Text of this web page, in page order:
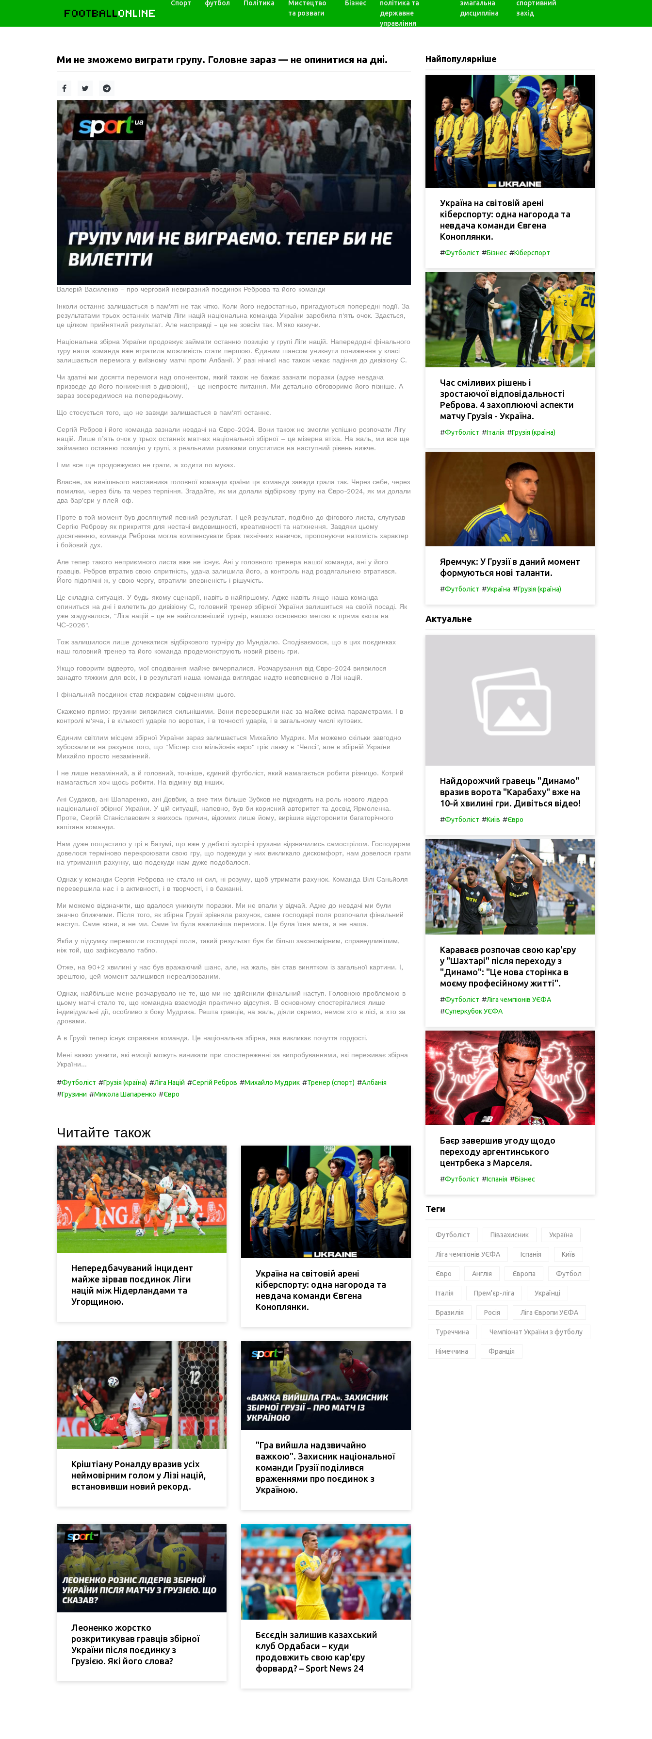
FOOTBALLONLINE
Спорт футбол Політика
Мистецтво
та розваги
Бізнес
політика та
державне
управління
змагальна
дисципліна
спортивний
захід
Ми не зможемо виграти групу. Головне зараз — не опинитися на дні.
Валерій Василенко - про черговий невиразний поєдинок Реброва та його команди
Інколи останнє залишається в пам'яті не так чітко. Коли його недостатньо, пригадуються попередні події. За
результатами трьох останніх матчів Ліги націй національна команда України заробила п'ять очок. Здається,
це цілком прийнятний результат. Але насправді - це не зовсім так. М'яко кажучи.
Національна збірна України продовжує займати останню позицію у групі Ліги націй. Напередодні фінального
туру наша команда вже втратила можливість стати першою. Єдиним шансом уникнути пониження у класі
залишається перемога у виїзному матчі проти Албанії. У разі нічиєї нас також чекає падіння до дивізіону С.
Чи здатні ми досягти перемоги над опонентом, який також не бажає зазнати поразки (адже невдача
призведе до його пониження в дивізіоні), - це непросте питання. Ми детально обговоримо його пізніше. А
зараз зосередимося на попередньому.
Що стосується того, що не завжди залишається в пам'яті останнє.
Сергій Ребров і його команда зазнали невдачі на Євро-2024. Вони також не змогли успішно розпочати Лігу
націй. Лише п’ять очок у трьох останніх матчах національної збірної – це мізерна втіха. На жаль, ми все ще
займаємо останню позицію у групі, з реальними ризиками опуститися на наступний рівень нижче.
І ми все ще продовжуємо не грати, а ходити по муках.
Власне, за нинішнього наставника головної команди країни ця команда завжди грала так. Через себе, через
помилки, через біль та через терпіння. Згадайте, як ми долали відбіркову групу на Євро-2024, як ми долали
два бар'єри у плей-оф.
Проте в той момент був досягнутий певний результат. І цей результат, подібно до фігового листа, слугував
Сергію Реброву як прикриття для нестачі видовищності, креативності та натхнення. Завдяки цьому
досягненню, команда Реброва могла компенсувати брак технічних навичок, пропонуючи натомість характер
і бойовий дух.
Але тепер такого неприємного листа вже не існує. Ані у головного тренера нашої команди, ані у його
гравців. Ребров втратив свою спритність, удача залишила його, а контроль над роздягальнею втратився.
Його підопічні ж, у свою чергу, втратили впевненість і рішучість.
Це складна ситуація. У будь-якому сценарії, навіть в найгіршому. Адже навіть якщо наша команда
опиниться на дні і вилетить до дивізіону С, головний тренер збірної України залишиться на своїй посаді. Як
уже згадувалося, "Ліга націй - це не найголовніший турнір, нашою основною метою є пряма квота на
ЧС-2026".
Тож залишилося лише дочекатися відбіркового турніру до Мундіалю. Сподіваємося, що в цих поєдинках
наш головний тренер та його команда продемонструють новий рівень гри.
Якщо говорити відверто, мої сподівання майже вичерпалися. Розчарування від Євро-2024 виявилося
занадто тяжким для всіх, і в результаті наша команда виглядає надто невпевнено в Лізі націй.
І фінальний поєдинок став яскравим свідченням цього.
Скажемо прямо: грузини виявилися сильнішими. Вони перевершили нас за майже всіма параметрами. І в
контролі м'яча, і в кількості ударів по воротах, і в точності ударів, і в загальному числі кутових.
Єдиним світлим місцем збірної України зараз залишається Михайло Мудрик. Ми можемо скільки завгодно
зубоскалити на рахунок того, що "Містер сто мільйонів євро" гріє лавку в "Челсі", але в збірній України
Михайло просто незамінний.
І не лише незамінний, а й головний, точніше, єдиний футболіст, який намагається робити різницю. Котрий
намагається хоч щось робити. На відміну від інших.
Ані Судаков, ані Шапаренко, ані Довбик, а вже тим більше Зубков не підходять на роль нового лідера
національної збірної України. У цій ситуації, напевно, був би корисний авторитет та досвід Ярмоленка.
Проте, Сергій Станіславович з якихось причин, відомих лише йому, вирішив відсторонити багаторічного
капітана команди.
Нам дуже пощастило у грі в Батумі, що вже у дебюті зустрічі грузини відзначились самострілом. Господарям
довелося терміново перекроювати свою гру, що подекуди у них викликало дискомфорт, нам довелося грати
на утримання рахунку, що подекуди нам дуже подобалося.
Однак у команди Сергія Реброва не стало ні сил, ні розуму, щоб утримати рахунок. Команда Вілі Саньйоля
перевершила нас і в активності, і в творчості, і в бажанні.
Ми можемо відзначити, що вдалося уникнути поразки. Ми не впали у відчай. Адже до невдачі ми були
значно ближчими. Після того, як збірна Грузії зрівняла рахунок, саме господарі поля розпочали фінальний
наступ. Саме вони, а не ми. Саме їм була важливіша перемога. Це була їхня мета, а не наша.
Якби у підсумку перемогли господарі поля, такий результат був би більш закономірним, справедливішим,
ніж той, що зафіксувало табло.
Отже, на 90+2 хвилині у нас був вражаючий шанс, але, на жаль, він став винятком із загальної картини. І,
зрештою, цей момент залишився нереалізованим.
Однак, найбільше мене розчарувало не те, що ми не здійснили фінальний наступ. Головною проблемою в
цьому матчі стало те, що командна взаємодія практично відсутня. В основному спостерігалися лише
індивідуальні дії, особливо з боку Мудрика. Решта гравців, на жаль, діяли окремо, немов хто в лісі, а хто за
дровами.
А в Грузії тепер існує справжня команда. Це національна збірна, яка викликає почуття гордості.
Мені важко уявити, які емоції можуть виникати при спостереженні за випробуваннями, які переживає збірна
України...
#Футболіст #Грузія (країна) #Ліга Націй #Сергій Ребров #Михайло Мудрик #Тренер (спорт) #Албанія
#Грузини #Микола Шапаренко #Євро
Читайте також
Непередбачуваний інцидент
майже зірвав поєдинок Ліги
націй між Нідерландами та
Угорщиною.
Україна на світовій арені
кіберспорту: одна нагорода та
невдача команди Євгена
Коноплянки.
Кріштіану Роналду вразив усіх
неймовірним голом у Лізі націй,
встановивши новий рекорд.
"Гра вийшла надзвичайно
важкою". Захисник національної
команди Грузії поділився
враженнями про поєдинок з
Україною.
Леоненко жорстко
розкритикував гравців збірної
України після поєдинку з
Грузією. Які його слова?
Бєсєдін залишив казахський
клуб Ордабаси – куди
продовжить свою кар'єру
форвард? – Sport News 24
Найпопулярніше
Україна на світовій арені
кіберспорту: одна нагорода та
невдача команди Євгена
Коноплянки.
#Футболіст #Бізнес #Кіберспорт
Час сміливих рішень і
зростаючої відповідальності
Реброва. 4 захоплюючі аспекти
матчу Грузія - Україна.
#Футболіст #Італія #Грузія (країна)
Яремчук: У Грузії в даний момент
формуються нові таланти.
#Футболіст #Україна #Грузія (країна)
Актуальне
Найдорожчий гравець "Динамо"
вразив ворота "Карабаху" вже на
10-й хвилині гри. Дивіться відео!
#Футболіст #Київ #Євро
Караваєв розпочав свою кар'єру
у "Шахтарі" після переходу з
"Динамо": "Це нова сторінка в
моєму професійному житті".
#Футболіст #Ліга чемпіонів УЄФА
#Суперкубок УЄФА
Баєр завершив угоду щодо
переходу аргентинського
центрбека з Марселя.
#Футболіст #Іспанія #Бізнес
Теги
Футболіст Півзахисник Україна
Ліга чемпіонів УЄФА Іспанія Київ
Євро Англія Європа Футбол
Італія Прем'єр-ліга Українці
Бразилія Росія Ліга Європи УЄФА
Туреччина Чемпіонат України з футболу
Німеччина Франція